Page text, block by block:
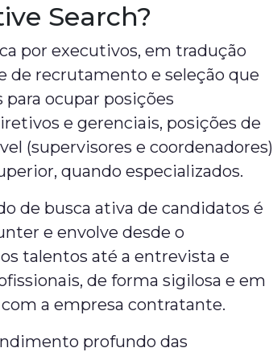
Search?
por executivos, em tradução
de recrutamento e seleção que
ocupar posições
e gerenciais, posições de
(supervisores e coordenadores)
quando especializados.
de busca ativa de candidatos é
e envolve desde o
talentos até a entrevista e
de forma sigilosa e em
a empresa contratante.
profundo das